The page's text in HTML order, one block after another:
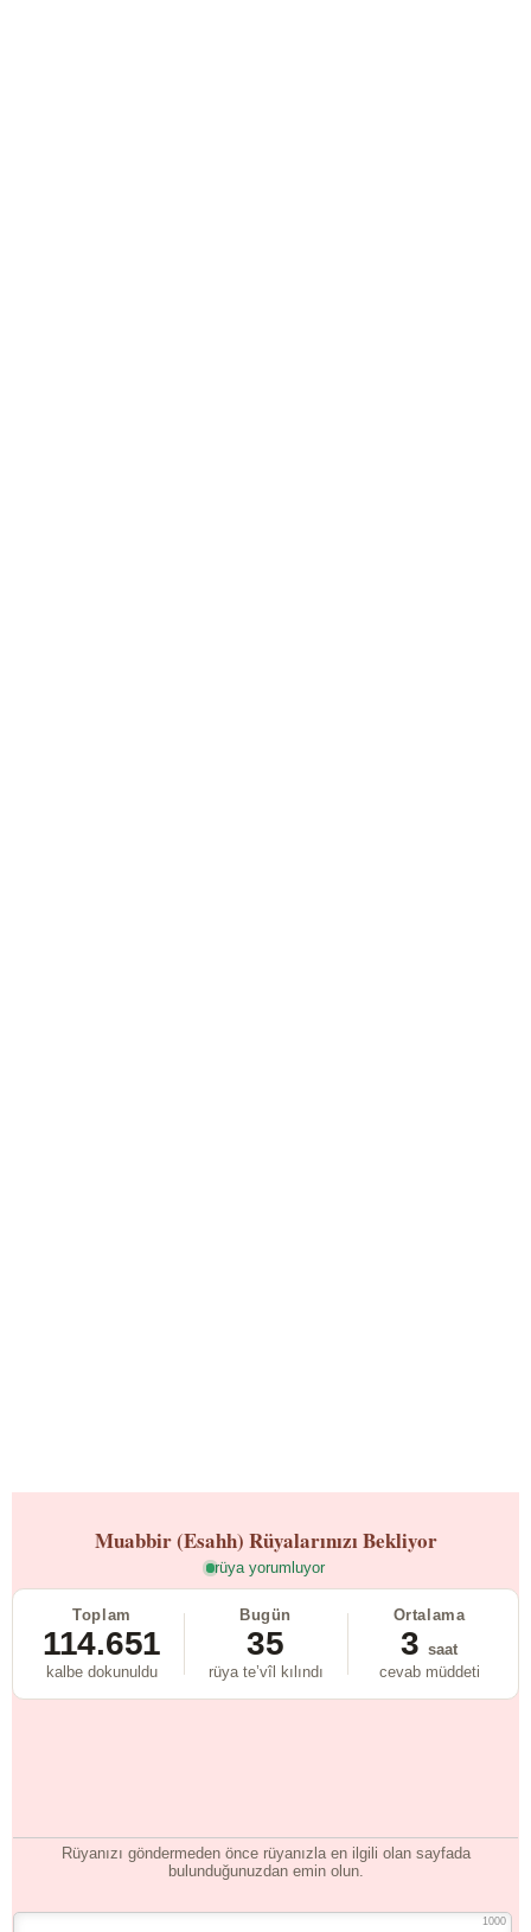
Muabbir (Esahh) Rüyalarınızı Bekliyor
rüya yorumluyor
Toplam
114.651
kalbe dokunuldu
Bugün
35
rüya te’vîl kılındı
Ortalama
3 saat
cevab müddeti
Rüyanızı göndermeden önce rüyanızla en ilgili olan sayfada
bulunduğunuzdan emin olun.
1000